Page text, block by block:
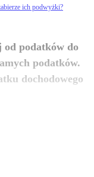
ich podwyżki?
od podatków do
podatków.
dochodowego